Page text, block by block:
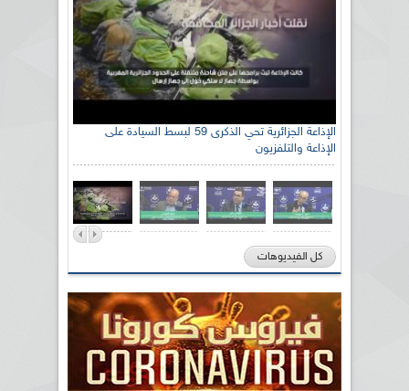
الإذاعة الجزائرية تحي الذكرى 59 لبسط السيادة على
الإذاعة والتلفزيون
رئيس اللجنة الوطنية الجزائرية للتضامن مع الشعب
الصحراوي السيد سعيد العياشي
كل الفيديوهات